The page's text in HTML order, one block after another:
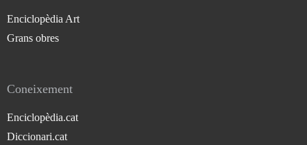
Enciclopèdia Art
Grans obres
Coneixement
Enciclopèdia.cat
Diccionari.cat